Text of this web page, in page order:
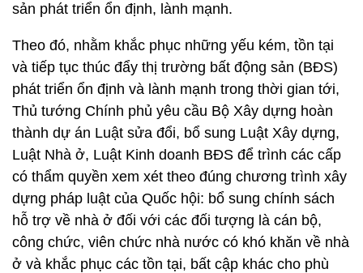
sản phát triển ổn định, lành mạnh.
Theo đó, nhằm khắc phục những yếu kém, tồn tại
và tiếp tục thúc đẩy thị trường bất động sản (BĐS)
phát triển ổn định và lành mạnh trong thời gian tới,
Thủ tướng Chính phủ yêu cầu Bộ Xây dựng hoàn
thành dự án Luật sửa đổi, bổ sung Luật Xây dựng,
Luật Nhà ở, Luật Kinh doanh BĐS để trình các cấp
có thẩm quyền xem xét theo đúng chương trình xây
dựng pháp luật của Quốc hội: bổ sung chính sách
hỗ trợ về nhà ở đối với các đối tượng là cán bộ,
công chức, viên chức nhà nước có khó khăn về nhà
ở và khắc phục các tồn tại, bất cập khác cho phù